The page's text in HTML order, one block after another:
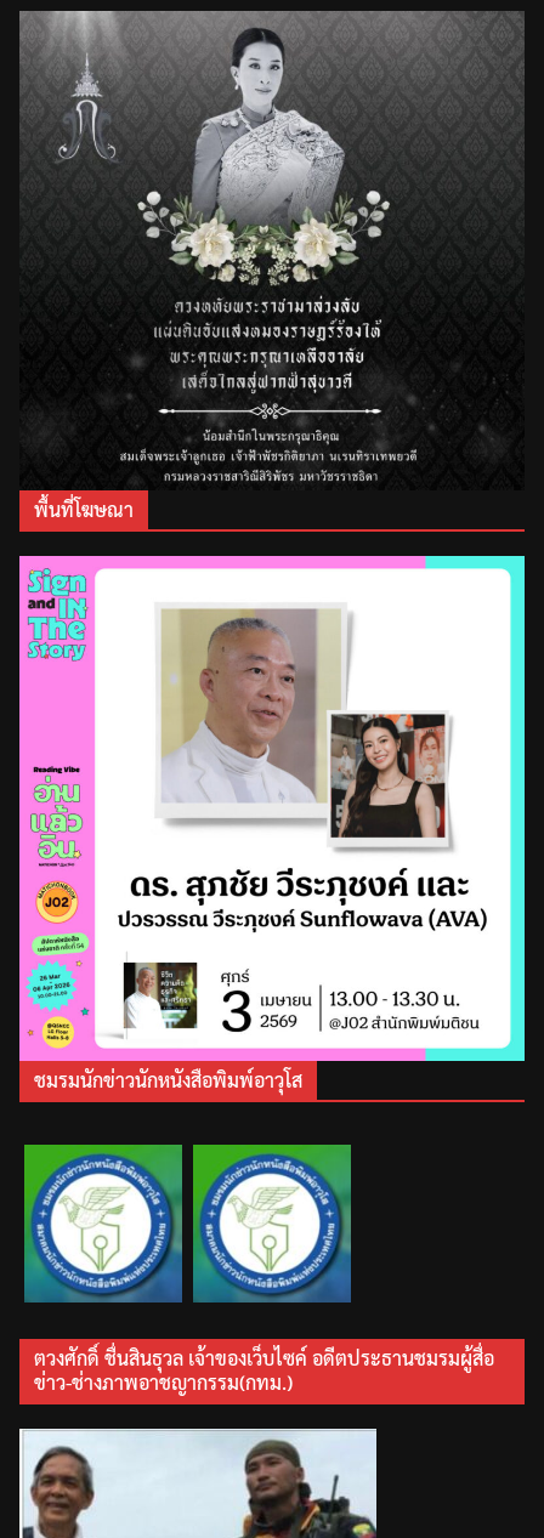
พื้นที่โฆษณา
ชมรมนักข่าวนักหนังสือพิมพ์อาวุโส
ตวงศักดิ์ ชื่นสินธุวล เจ้าของเว็บไซค์ อดีตประธานชมรมผู้สื่อ
ข่าว-ช่างภาพอาชญากรรม(กทม.)